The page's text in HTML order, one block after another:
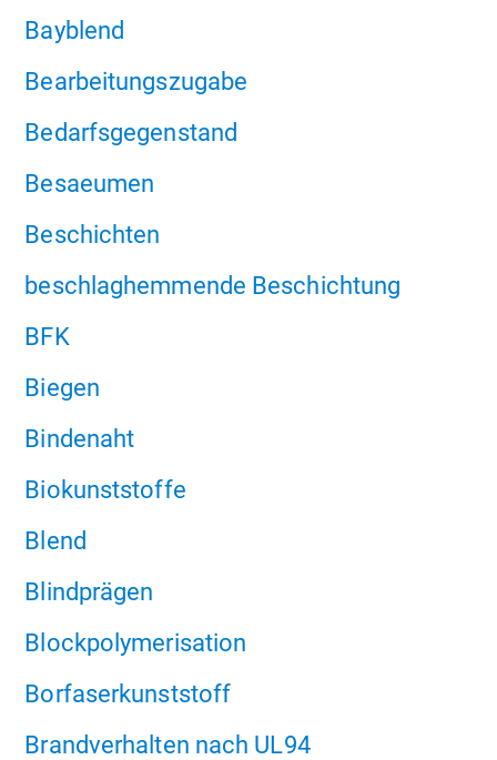
Bayblend
Bearbeitungszugabe
Bedarfsgegenstand
Besaeumen
Beschichten
beschlaghemmende Beschichtung
BFK
Biegen
Bindenaht
Biokunststoffe
Blend
Blindprägen
Blockpolymerisation
Borfaserkunststoff
Brandverhalten nach UL94